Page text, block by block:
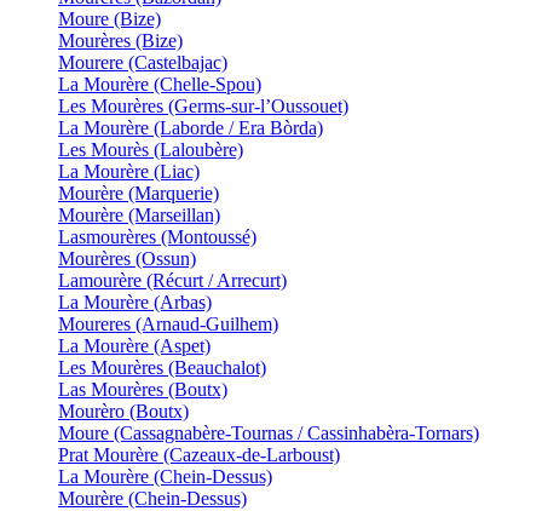
Moure (Bize)
Mourères (Bize)
Mourere (Castelbajac)
La Mourère (Chelle-Spou)
Les Mourères (Germs-sur-l’Oussouet)
La Mourère (Laborde / Era Bòrda)
Les Mourès (Laloubère)
La Mourère (Liac)
Mourère (Marquerie)
Mourère (Marseillan)
Lasmourères (Montoussé)
Mourères (Ossun)
Lamourère (Récurt / Arrecurt)
La Mourère (Arbas)
Moureres (Arnaud-Guilhem)
La Mourère (Aspet)
Les Mourères (Beauchalot)
Las Mourères (Boutx)
Mourèro (Boutx)
Moure (Cassagnabère-Tournas / Cassinhabèra-Tornars)
Prat Mourère (Cazeaux-de-Larboust)
La Mourère (Chein-Dessus)
Mourère (Chein-Dessus)